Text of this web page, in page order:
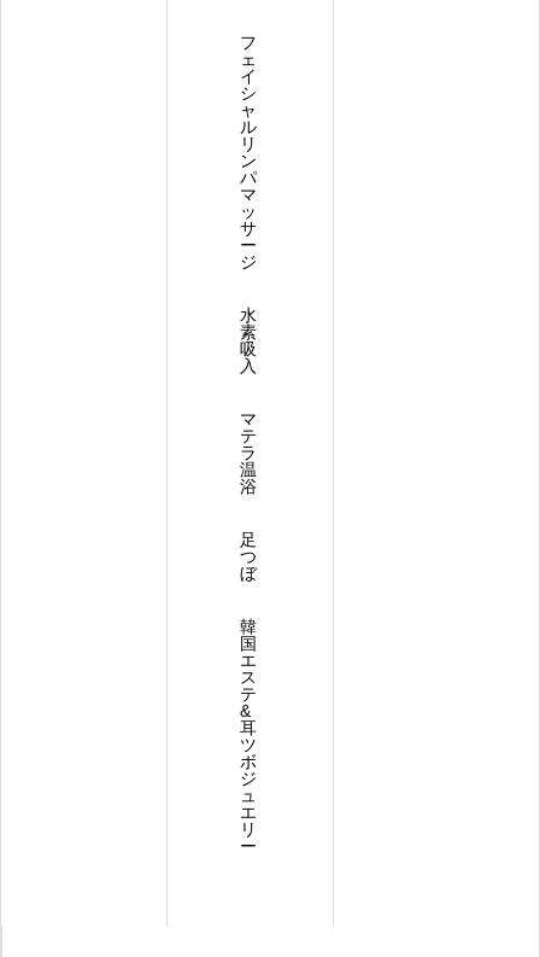
フ
ェ
イ
シ
ャ
ル
リ
ン
パ
マ
ッ
サ
ー
ジ
水
素
吸
入
マ
テ
ラ
温
浴
足
つ
ぼ
韓
国
エ
ス
テ
&
耳
ツ
ボ
ジ
ュ
エ
リ
ー